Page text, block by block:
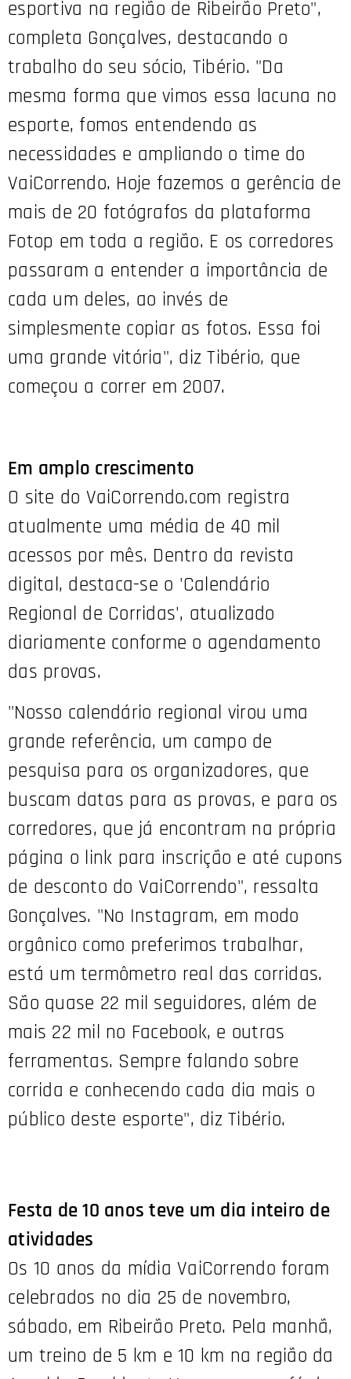
esportiva na região de Ribeirão Preto",
completa Gonçalves, destacando o
trabalho do seu sócio, Tibério. "Da
mesma forma que vimos essa lacuna no
esporte, fomos entendendo as
necessidades e ampliando o time do
VaiCorrendo. Hoje fazemos a gerência de
mais de 20 fotógrafos da plataforma
Fotop em toda a região. E os corredores
passaram a entender a importância de
cada um deles, ao invés de
simplesmente copiar as fotos. Essa foi
uma grande vitória", diz Tibério, que
começou a correr em 2007.
Em amplo crescimento
O site do VaiCorrendo.com registra
atualmente uma média de 40 mil
acessos por mês. Dentro da revista
digital, destaca-se o 'Calendário
Regional de Corridas', atualizado
diariamente conforme o agendamento
das provas.
"Nosso calendário regional virou uma
grande referência, um campo de
pesquisa para os organizadores, que
buscam datas para as provas, e para os
corredores, que já encontram na própria
página o link para inscrição e até cupons
de desconto do VaiCorrendo", ressalta
Gonçalves. "No Instagram, em modo
orgânico como preferimos trabalhar,
está um termômetro real das corridas.
São quase 22 mil seguidores, além de
mais 22 mil no Facebook, e outras
ferramentas. Sempre falando sobre
corrida e conhecendo cada dia mais o
público deste esporte", diz Tibério.
Festa de 10 anos teve um dia inteiro de
atividades
Os 10 anos da mídia VaiCorrendo foram
celebrados no dia 25 de novembro,
sábado, em Ribeirão Preto. Pela manhã,
um treino de 5 km e 10 km na região da